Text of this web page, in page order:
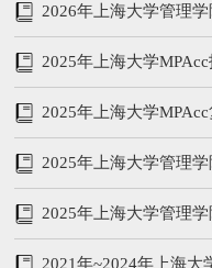
199/102/51
2026年上海大学管理
试参考书、分数线
2025年上海大学
2025年上海大学
书
2025年上海大学管理
205/96/48
2025年上海大学管理
2021年~2024年上海大